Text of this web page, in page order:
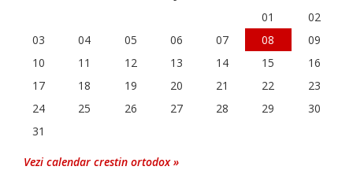
01
02
03
04 05 06 07 08
09
10
11 12 13 14 15
16
17
18 19 20 21 22
23
24
25 26 27 28 29
30
31
Vezi calendar crestin ortodox »